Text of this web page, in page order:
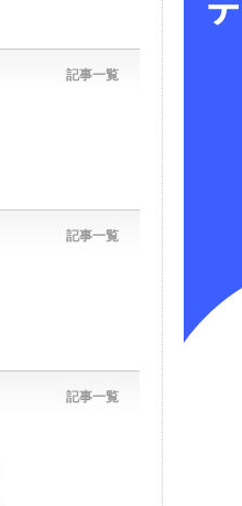
記事一覧
記事一覧
記事一覧